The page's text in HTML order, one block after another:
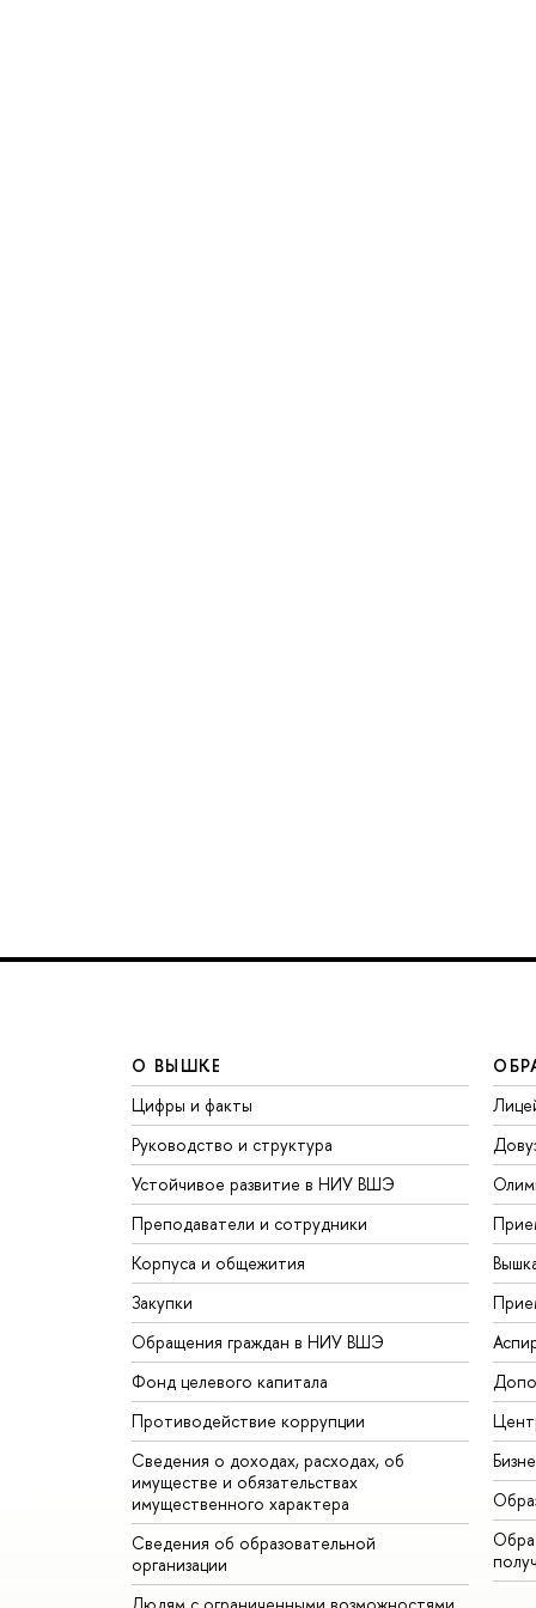
О ВЫШКЕ
Цифры и факты
Руководство и структура
Устойчивое развитие в НИУ ВШЭ
Преподаватели и сотрудники
Корпуса и общежития
Закупки
Обращения граждан в НИУ ВШЭ
Фонд целевого капитала
Противодействие коррупции
Сведения о доходах, расходах, об
имуществе и обязательствах
имущественного характера
Сведения об образовательной
организации